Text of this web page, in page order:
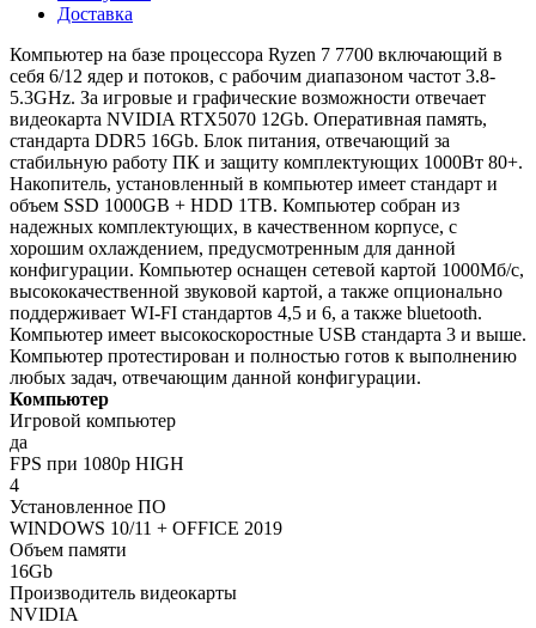
Доставка
Компьютер на базе процессора Ryzen 7 7700 включающий в
себя 6/12 ядер и потоков, с рабочим диапазоном частот 3.8-
5.3GHz. За игровые и графические возможности отвечает
видеокарта NVIDIA RTX5070 12Gb. Оперативная память,
стандарта DDR5 16Gb. Блок питания, отвечающий за
стабильную работу ПК и защиту комплектующих 1000Вт 80+.
Накопитель, установленный в компьютер имеет стандарт и
объем SSD 1000GB + HDD 1TB. Компьютер собран из
надежных комплектующих, в качественном корпусе, с
хорошим охлаждением, предусмотренным для данной
конфигурации. Компьютер оснащен сетевой картой 1000Мб/с,
высококачественной звуковой картой, а также опционально
поддерживает WI-FI стандартов 4,5 и 6, а также bluetooth.
Компьютер имеет высокоскоростные USB стандарта 3 и выше.
Компьютер протестирован и полностью готов к выполнению
любых задач, отвечающим данной конфигурации.
Компьютер
Игровой компьютер
да
FPS при 1080p HIGH
4
Установленное ПО
WINDOWS 10/11 + OFFICE 2019
Объем памяти
16Gb
Производитель видеокарты
NVIDIA